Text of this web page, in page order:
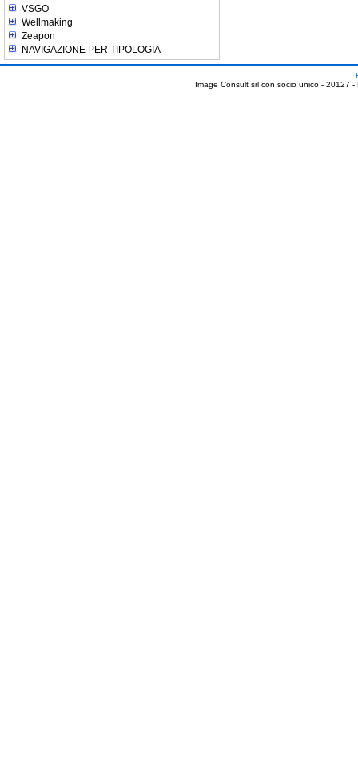
VSGO
Wellmaking
Zeapon
NAVIGAZIONE PER TIPOLOGIA
Image Consult srl con socio unico - 20127